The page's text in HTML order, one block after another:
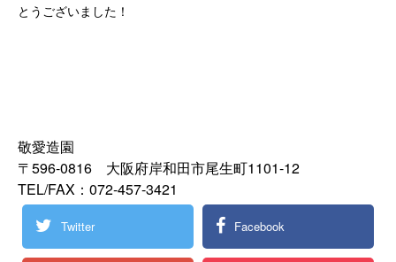
とうございました！
敬愛造園
〒596-0816 大阪府岸和田市尾生町1101-12
TEL/FAX：072-457-3421
Twitter Facebook